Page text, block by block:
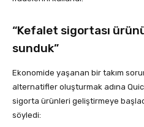
“Kefalet sigortası
sunduk”
Ekonomide yaşanan bir takım
alternatifler oluşturmak adına
sigorta ürünleri geliştirmeye
söyledi: